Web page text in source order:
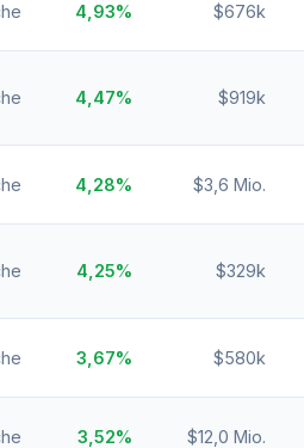
4,93% $676k
4,47% $919k
4,28% $3,6 Mio.
4,25% $329k
3,67% $580k
3,52% $12,0 Mio.